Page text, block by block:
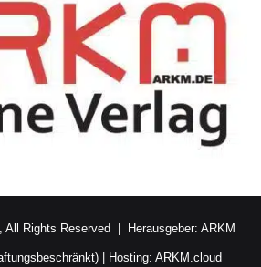
All Rights Reserved | Herausgeber: ARKM
| Hosting: ARKM.cloud